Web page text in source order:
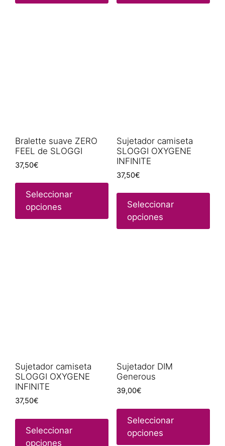
Bralette suave ZERO
FEEL de SLOGGI
37,50€
Seleccionar
opciones
Sujetador camiseta
SLOGGI OXYGENE
INFINITE
37,50€
Seleccionar
opciones
Sujetador camiseta
SLOGGI OXYGENE
INFINITE
37,50€
Seleccionar
opciones
Sujetador DIM
Generous
39,00€
Seleccionar
opciones